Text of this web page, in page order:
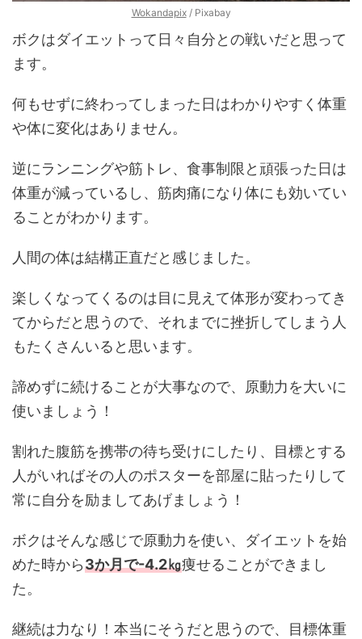
Wokandapix/ Pixabay
ボクはダイエットって日々自分との戦いだと思って
ます。
何もせずに終わってしまった日はわかりやすく体重
や体に変化はありません。
逆にランニングや筋トレ、食事制限と頑張った日は
体重が減っているし、筋肉痛になり体にも効いてい
ることがわかります。
人間の体は結構正直だと感じました。
楽しくなってくるのは目に見えて体形が変わってき
てからだと思うので、それまでに挫折してしまう人
もたくさんいると思います。
諦めずに続けることが大事なので、原動力を大いに
使いましょう！
割れた腹筋を携帯の待ち受けにしたり、目標とする
人がいればその人のポスターを部屋に貼ったりして
常に自分を励ましてあげましょう！
ボクはそんな感じで原動力を使い、ダイエットを始
めた時から3か月で-4.2㎏痩せることができまし
た。
継続は力なり！本当にそうだと思うので、目標体重